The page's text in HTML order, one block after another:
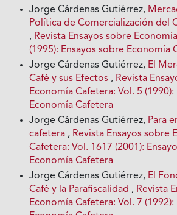
Jorge Cárdenas Gutiérrez,
Política de Comercialización del
, Revista Ensayos sobre
(1995): Ensayos sobre Economía
Jorge Cárdenas Gutiérrez, El
Café y sus Efectos , Revista
Economía Cafetera: Vol. 5 (1990):
Economía Cafetera
Jorge Cárdenas Gutiérrez, Para
cafetera , Revista Ensayos sobre
Cafetera: Vol. 1617 (2001):
Economía Cafetera
Jorge Cárdenas Gutiérrez, El
Café y la Parafiscalidad , Revista
Economía Cafetera: Vol. 7 (1992):